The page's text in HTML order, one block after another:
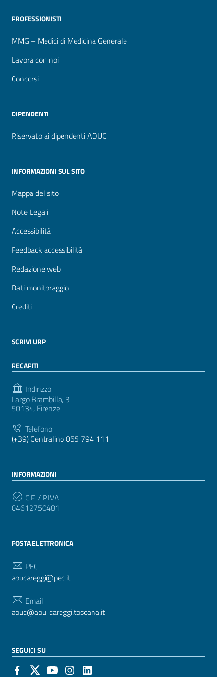
PROFESSIONISTI
MMG – Medici di Medicina Generale
Lavora con noi
Concorsi
DIPENDENTI
Riservato ai dipendenti AOUC
INFORMAZIONI SUL SITO
Mappa del sito
Note Legali
Accessibilità
Feedback accessibilità
Redazione web
Dati monitoraggio
Crediti
SCRIVI URP
RECAPITI
Indirizzo
Largo Brambilla, 3
50134, Firenze
Telefono
(+39) Centralino 055 794 111
INFORMAZIONI
C.F. / P.IVA
04612750481
POSTA ELETTRONICA
PEC
aoucareggi@pec.it
Email
aouc@aou-careggi.toscana.it
SEGUICI SU